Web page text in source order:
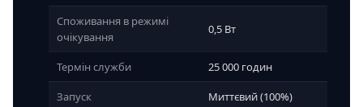
Споживання в режимі
очікування
0,5 Вт
Термін служби 25 000 годин
Запуск Миттєвий (100%)